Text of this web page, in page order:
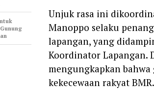
Unjuk rasa ini
Manoppo selaku
lapangan, yang
Koordinator Lapangan.
mengungkapkan
kekecewaan rakyat BMR.